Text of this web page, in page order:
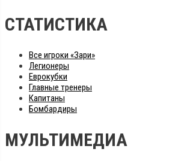
СТАТИСТИКА
Все игроки «Зари»
Легионеры
Еврокубки
Главные тренеры
Капитаны
Бомбардиры
МУЛЬТИМЕДИА